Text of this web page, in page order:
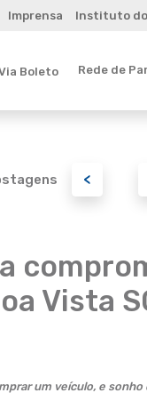
Imprensa Instituto do
Boleto Rede de
<
Vista
um veículo, e sonho